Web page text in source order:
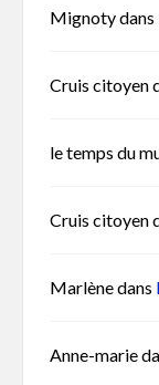
Mignotydans
Cruis citoyen
le temps du
Cruis citoyen
Marlènedans
Anne-marie